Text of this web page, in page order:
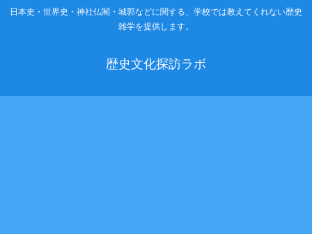
日本史・世界史・神社仏閣・城郭などに関する、学校では教えてくれない歴史
雑学を提供します。
歴史文化探訪ラボ